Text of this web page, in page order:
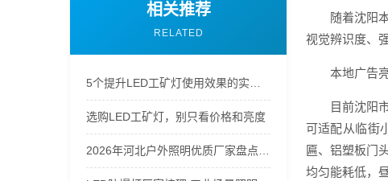
相关推荐
RELATED
选购LED工矿灯，别只看价格和亮度
随着沈阳
视觉辨识度、
本地广告
目前沈阳
可适配从临街
匾、铝塑板门
均匀能耗低，